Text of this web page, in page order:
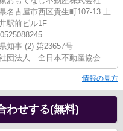
名古屋市西区貴生町107-13 上
駅前ビル1F
知事 (2) 第23657号
団法人 全日本不動産協会
情報の見方
わせする(無料)